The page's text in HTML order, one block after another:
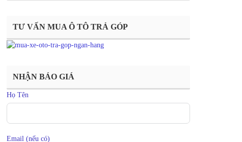
TƯ VẤN MUA Ô TÔ TRẢ GÓP
NHẬN BÁO GIÁ
Họ Tên
Email (nếu có)